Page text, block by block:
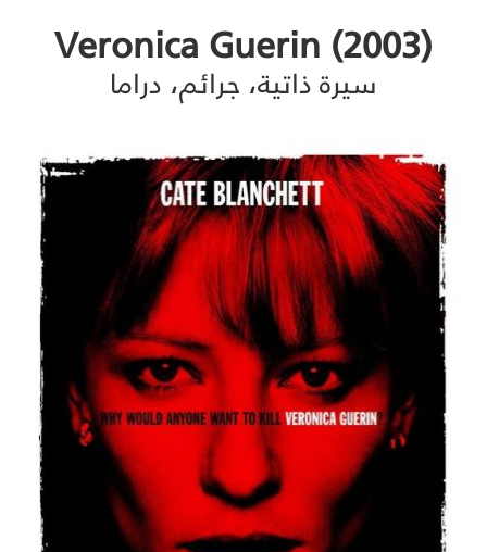
(Veronica Guerin (2003
سيرة ذاتية، جرائم، دراما